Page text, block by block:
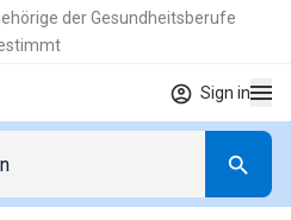
der Gesundheitsberufe
Sign in